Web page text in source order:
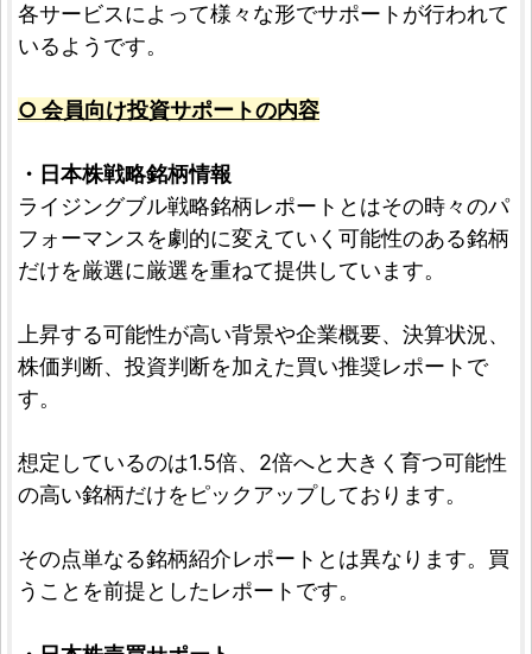
各サービスによって様々な形でサポートが行われて
いるようです。
○ 会員向け投資サポートの内容
・日本株戦略銘柄情報
ライジングブル戦略銘柄レポートとはその時々のパ
フォーマンスを劇的に変えていく可能性のある銘柄
だけを厳選に厳選を重ねて提供しています。
上昇する可能性が高い背景や企業概要、決算状況、
株価判断、投資判断を加えた買い推奨レポートで
す。
想定しているのは1.5倍、2倍へと大きく育つ可能性
の高い銘柄だけをピックアップしております。
その点単なる銘柄紹介レポートとは異なります。買
うことを前提としたレポートです。